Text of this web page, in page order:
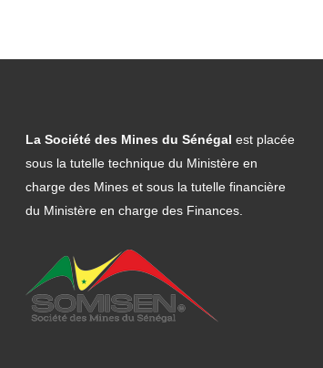
La Société des Mines du Sénégal est placée
sous la tutelle technique du Ministère en
charge des Mines et sous la tutelle financière
du Ministère en charge des Finances.